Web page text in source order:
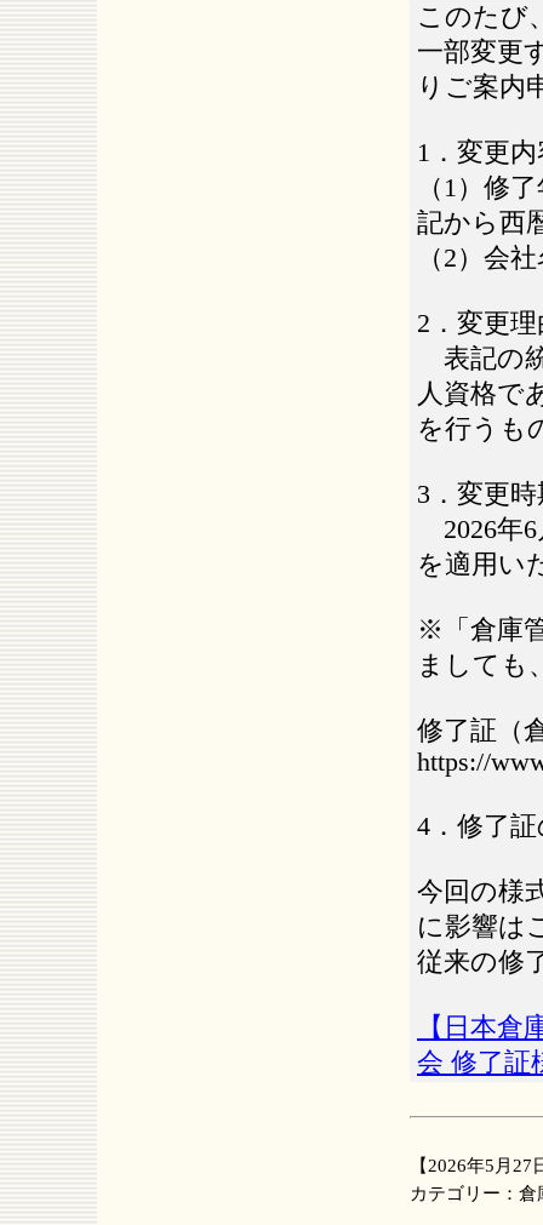
このたび
一部変更
りご案内
1．変更内
（1）修
記から西
（2）会
2．変更理
表記の
人資格で
を行うも
3．変更時
2026年6
を適用い
※「倉庫
ましても
修了証（
https://
4．修了
今回の様
に影響は
従来の修
【日本
会 修了証
【 2026年5 月 27
カテゴリー： 倉